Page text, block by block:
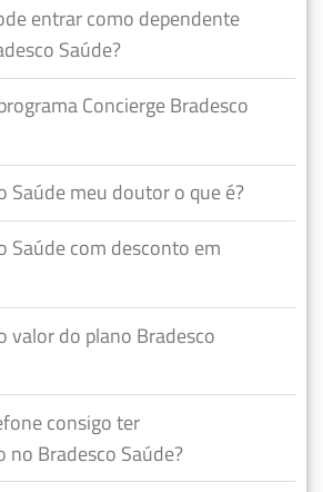
entrar como dependente
Saúde?
Concierge Bradesco
Saúde meu doutor o que é?
Saúde com desconto em
valor do plano Bradesco
consigo ter
Bradesco Saúde?